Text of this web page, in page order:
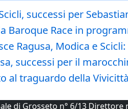
successi per
Baroque Race in
Ragusa, Modica e
successi per il
al traguardo della
di Grosseto n° 6/13 Direttore